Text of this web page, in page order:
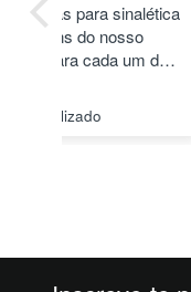
Top.
maravilhas
especial.